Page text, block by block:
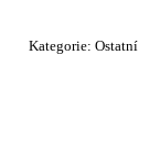
Kategorie: Ostatní